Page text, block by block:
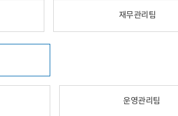
재무관리팀
운영관리팀